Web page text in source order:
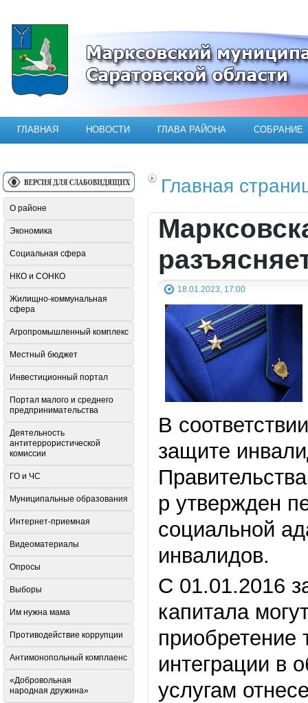
Официальный сайт Марксовского
ГЛАВНАЯ НОВОСТИ ГЛАВА РАЙОНА СОБРАНИЕ
Главная
18.01.2023, 17:00
В
защите
р утвержден
социальной
инвалидов.
С 01.01.2016
капитала
приобретение
интеграции в
услугам
О районе
Экономика
Социальная сфера
НКО и СОНКО
Жилищно-коммунальная
сфера
Агропромышленный комплекс
Местный бюджет
Инвестиционный портал
Портал малого и среднего
предпринимательства
Деятельность
антитеррористической
комиссии
ГО и ЧС
Муниципальные образования
Интернет-приемная
Видеоматериалы
Опросы
Выборы
Им нужна мама
Противодействие коррупции
Антимонопольный комплаенс
«Добровольная
народная дружина»